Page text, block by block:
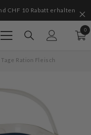
CHF 10 Rabatt erhalten
00
Ration Fleisch